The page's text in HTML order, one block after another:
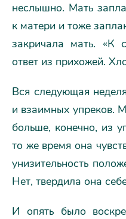
неслышно. Мать
к матери и тоже
закричала мать. «К
ответ из прихожей.
Вся следующая
и взаимных упреков.
больше, конечно, из
то же время она
унизительность
Нет, твердила она
И опять было